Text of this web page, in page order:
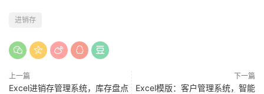
进销存
上一篇
Excel进销存管理系统，库存盘点
下一篇
Excel模版：客户管理系统，智能